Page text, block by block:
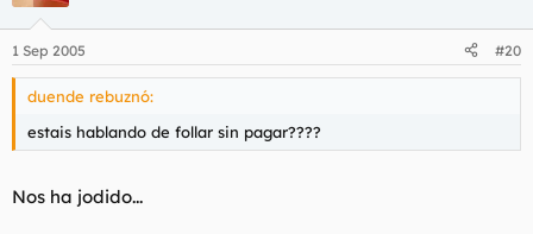
1 Sep 2005 #20
duende rebuznó:
estais hablando de follar sin pagar????
Nos ha jodido...